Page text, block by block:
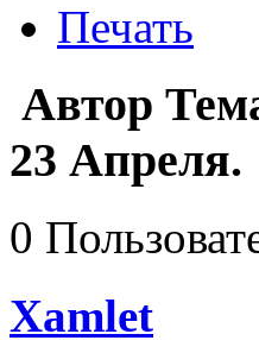
Печать
Автор
23 Апреля.
0
Xamlet